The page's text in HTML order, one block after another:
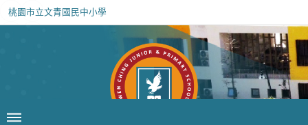
桃園市立文青國民中小學